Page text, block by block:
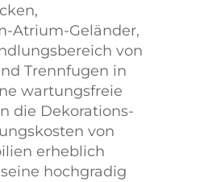
Atrium-Geländer,
von
Trennfugen in
wartungsfreie
die Dekorations-
von
erheblich
hochgradig